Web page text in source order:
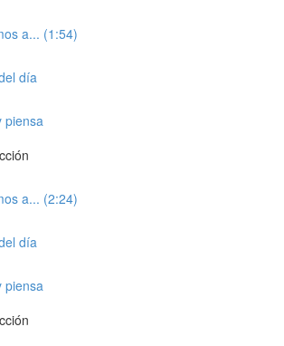
a... (1:54)
día
piensa
a... (2:24)
día
piensa